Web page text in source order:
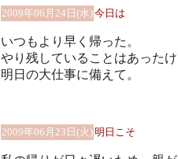
2009年06月24日(水)今日は
いつもより早く帰った。
やり残していることはあったけ
明日の大仕事に備えて。
2009年06月23日(火)明日こそ